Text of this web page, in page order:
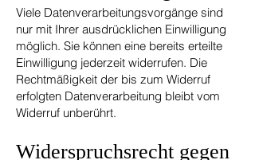
Viele Datenverarbeitungsvorgänge sind
nur mit Ihrer ausdrücklichen Einwilligung
möglich. Sie können eine bereits erteilte
Einwilligung jederzeit widerrufen. Die
Rechtmäßigkeit der bis zum Widerruf
erfolgten Datenverarbeitung bleibt vom
Widerruf unberührt.
Widerspruchsrecht gegen